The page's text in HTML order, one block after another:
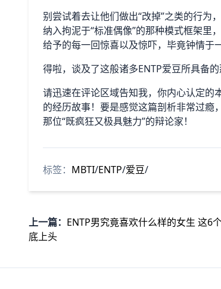
别尝试着去让他们做出“改掉”之类的行为
纳入拘泥于“标准偶像”的那种模式框架里
给予的每一回惊喜以及惊吓，毕竟钟情于
得啦，谈及了这般诸多ENTP爱豆所具备
请迅速在评论区域告知我，你内心认定的
的经历故事！要是感觉这篇剖析非常过瘾
那位“既疯狂又极具魅力”的辩论家！
标签： MBTI/ENTP/爱豆/
上一篇： ENTP男究竟喜欢什么样的女生 这6
底上头